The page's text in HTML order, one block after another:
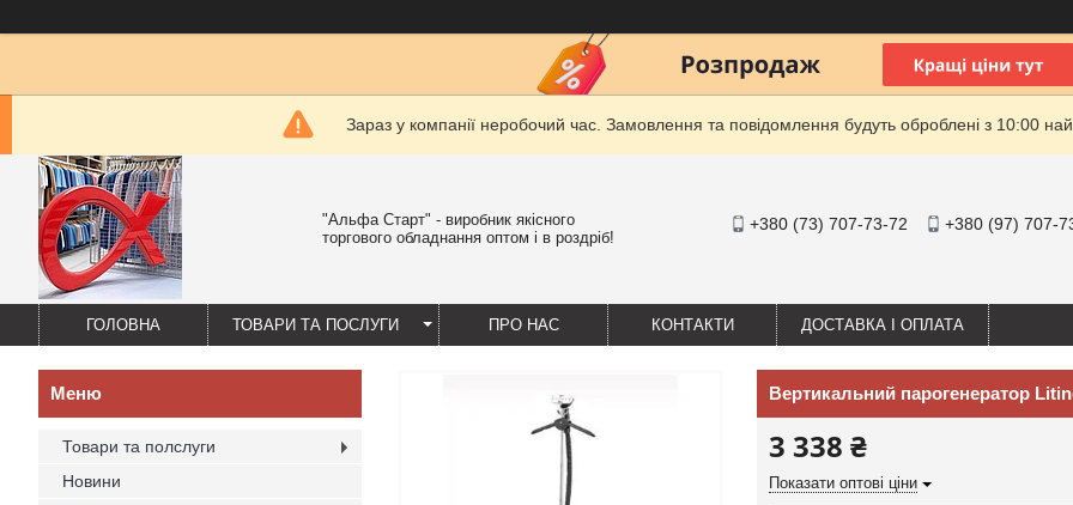
Зараз у компанії неробочий час. Замовлення та повідомлення будуть оброблені з 10:00
"Альфа Старт" - виробник якісного
торгового обладнання оптом і в роздріб!
+380 (73) 707-73-72 +380 (97) 707-
ГОЛОВНА ТОВАРИ ТА ПОСЛУГИ ПРО НАС КОНТАКТИ ДОСТАВКА І ОПЛАТА
Вертикальний парогенератор
3 338 ₴
Показати оптові ціни
Товари та полслуги
Новини